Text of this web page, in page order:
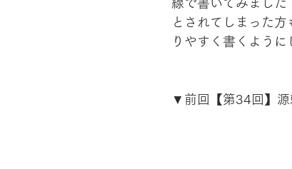
線で書いてみました
とされてしまった
りやすく書くように
▼前回【第34回】